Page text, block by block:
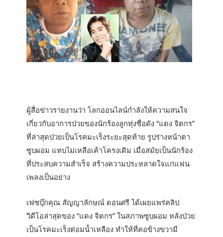
ผู้สื่อข่าวรายงานว่า โลกออนไลน์กำลังให้ความสนใจ
เกี่ยวกับอาการป่วยของนักร้องลูกทุ่งชื่อดัง “แดง จิตกร”
ที่ล่าสุดป่วยเป็นโรคมะเร็งระยะสุดท้าย รูปร่างหน้าตา
ซูบผอม แทบไม่เหลือเค้าโครงเดิม เมื่อสมัยเป็นนักร้อง
ที่ประสบความสำเร็จ สร้างความประหลาดใจแก่แฟน
เพลงเป็นอย่าง
เฟซบุ๊กคุณ สัญญาลักษณ์ ดอนศรี ได้เผยแพร่คลิป
วิดีโอล่าสุดของ “แดง จิตกร” ในสภาพซูบผอม หลังป่วย
เป็นโรคมะเร็งต่อมน้ำเหลือง ทำให้ที่คอข้างขวามี